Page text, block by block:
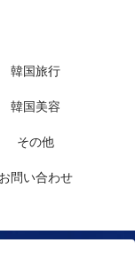
韓国旅行
韓国美容
その他
お問い合わせ